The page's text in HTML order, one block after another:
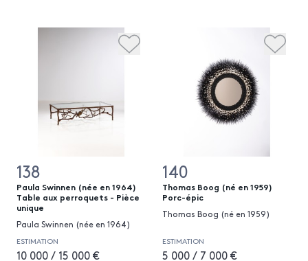
138
Paula Swinnen (née en 1964)
Table aux perroquets - Pièce
unique
Paula Swinnen (née en 1964)
ESTIMATION
10 000 / 15 000 €
140
Thomas Boog (né en 1959)
Porc-épic
Thomas Boog (né en 1959)
ESTIMATION
5 000 / 7 000 €